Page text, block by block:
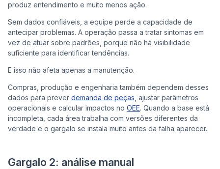
produz entendimento e muito menos ação.
Sem dados confiáveis, a equipe perde a capacidade de
antecipar problemas. A operação passa a tratar sintomas em
vez de atuar sobre padrões, porque não há visibilidade
suficiente para identificar tendências.
E isso não afeta apenas a manutenção.
Compras, produção e engenharia também dependem desses
dados para prever demanda de peças , ajustar parâmetros
operacionais e calcular impactos no OEE. Quando a base está
incompleta, cada área trabalha com versões diferentes da
verdade e o gargalo se instala muito antes da falha aparecer.
Gargalo 2: análise manual